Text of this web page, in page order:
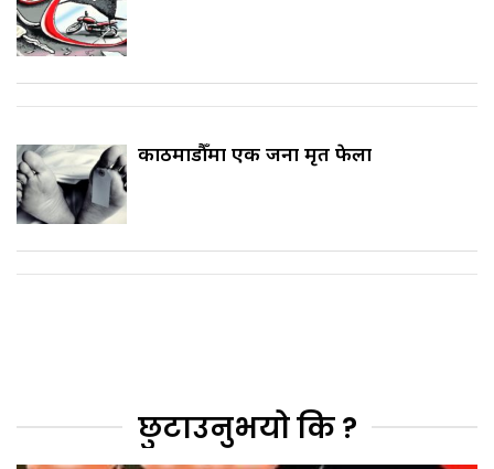
काठमाडौँमा एक जना मृत फेला
छुटाउनुभयो कि ?